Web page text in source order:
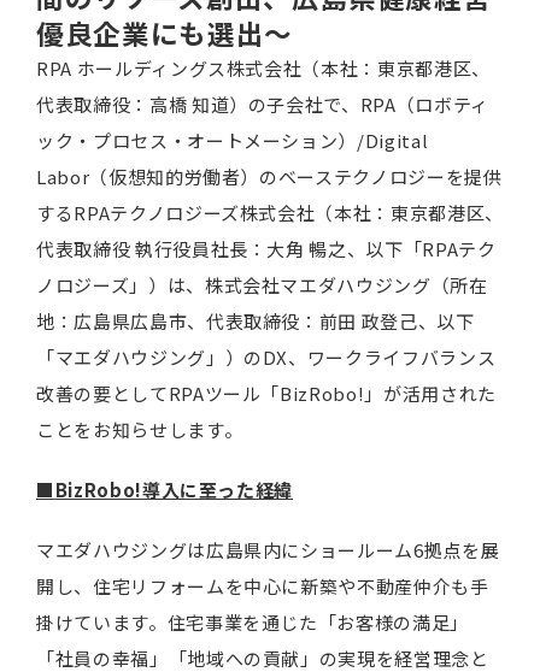
優良企業にも選出～
RPA ホールディングス株式会社（本社：東京都港区、
代表取締役：高橋 知道）の子会社で、RPA（ロボティ
ック・プロセス・オートメーション）/Digital
Labor（仮想知的労働者）のベーステクノロジーを提供
するRPAテクノロジーズ株式会社（本社：東京都港区、
代表取締役 執行役員社長：大角 暢之、以下「RPAテク
ノロジーズ」）は、株式会社マエダハウジング（所在
地：広島県広島市、代表取締役：前田 政登己、以下
「マエダハウジング」）のDX、ワークライフバランス
改善の要としてRPAツール「BizRobo!」が活用された
ことをお知らせします。
■BizRobo!導入に至った経緯
マエダハウジングは広島県内にショールーム6拠点を展
開し、住宅リフォームを中心に新築や不動産仲介も手
掛けています。住宅事業を通じた「お客様の満足」
「社員の幸福」「地域への貢献」の実現を経営理念と